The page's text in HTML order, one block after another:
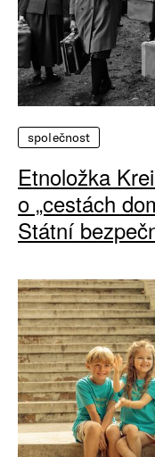
společnost
Etnoložka
o „cestách
Státní